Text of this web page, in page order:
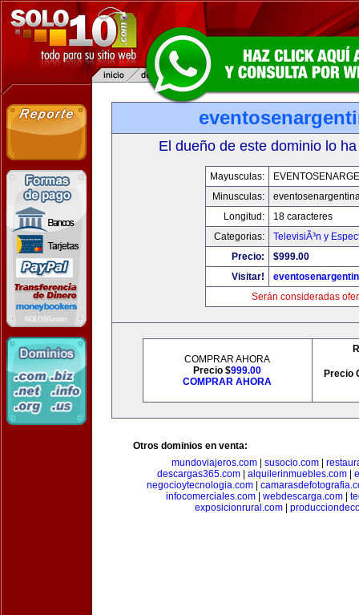
El dueño de este dominio lo
Mayusculas:
Minusculas:
Longitud:
18 caracteres
Categorias:
TelevisiÃ³n y
Precio:
$999.00
Visitar!
Serán consideradas
COMPRAR AHORA
Precio $999.00
COMPRAR AHORA
Precio
Otros dominios en venta:
mundoviajeros.com| susocio.com|
descargas365.com| alquilerinmuebles.com|
negocioytecnologia.com
infocomerciales.com| webdescarga.com|
exposicionrural.com